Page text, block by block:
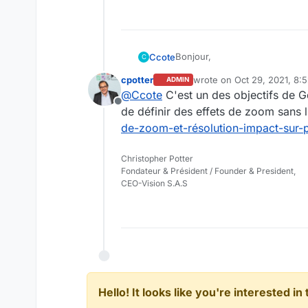
C CcoteBonjour,
La plupart de nos utilisateurs
trop petit. De plus, une
zoomer sinon il y a des
l'outil (adaptation du
En vous remerciant,
Candice Côte
Offline
cpotter ADMIN wrote on Oct 29, 2021,
last edited by
@Ccote C'est un des objectifs de
de définir des effets de zoom sans
de-zoom-et-résolution-impact-sur-
Christopher Potter
Fondateur & Président / Founder & President,
CEO-Vision S.A.S
Hello! It looks like you're interested